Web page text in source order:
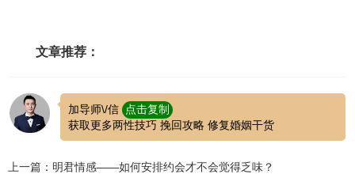
文章推荐：
加导师\/信
点击复制
获取更多两性技巧 挽回攻略 修复婚姻干货
上一篇：明君情感——如何安排约会才不会觉得乏味？